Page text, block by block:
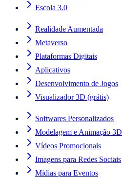
Escola 3.0
Realidade Aumentada
Metaverso
Plataformas Digitais
Aplicativos
Desenvolvimento de Jogos
Visualizador 3D (grátis)
Softwares Personalizados
Modelagem e Animação 3D
Vídeos Promocionais
Imagens para Redes Sociais
Mídias para Eventos